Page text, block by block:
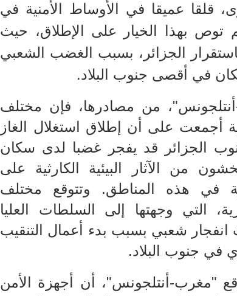
قلقا عميقا في الأوساط الأمنية في
لم توص بهذا الخيار على الإطلاق، حيث
الجزائر، بسبب الغضب الشعبي
في أقصى جنوب البلاد.
من مصادرها، فإن مختلف
أجمعت على أن إطلاق استغلال الغاز
الجزائر قد يفجر غضبا لدى سكان
من الآثار البيئية الكارثية على
في هذه المناطق. وتتوقع مختلف
التي وجهتها إلى السلطات العليا
انفجار شعبي بسبب بدء أعمال التنقيب
في جنوب البلاد.
"مغرب-أنتلجونس"، أن أجهزة الأمن